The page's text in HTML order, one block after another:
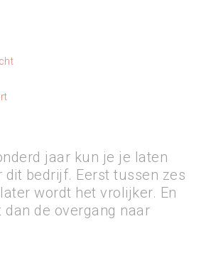
jaar kun je je laten
dit bedrijf. Eerst tussen zes
wordt het vrolijker. En
de overgang naar